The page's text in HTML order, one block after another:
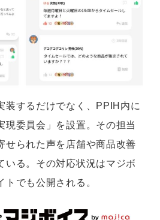
装するだけでなく、PPIH内に
現委員会」を設置。その担当
せられた声を店舗や商品改善
いる。その対応状況はマジボ
でも公開される。